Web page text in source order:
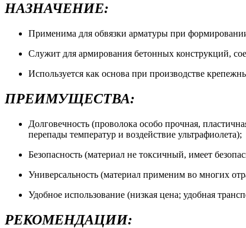
НАЗНАЧЕНИЕ:
Применима для обвязки арматуры при
Служит для армирования бетонных конструкций,
Используется как основа при производстве
ПРЕИМУЩЕСТВА:
Долговечность (проволока особо прочная,
перепады температур и воздействие ультрафиолета);
Безопасность (материал не токсичный, имеет
Универсальность (материал применим во многих
Удобное использование (низкая цена; удобная
РЕКОМЕНДАЦИИ: